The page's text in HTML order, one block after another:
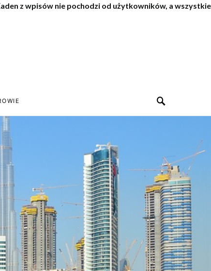
z wpisów nie pochodzi od użytkowników, a wszystkie